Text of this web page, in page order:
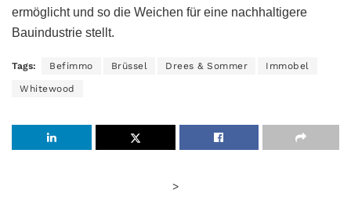
ermöglicht und so die Weichen für eine nachhaltigere
Bauindustrie stellt.
Tags: Befimmo Brüssel Drees & Sommer Immobel
Whitewood
>